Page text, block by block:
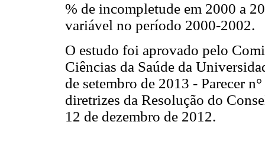
% de incompletude em 2000 a
variável no período 2000-2002.
O estudo foi aprovado pelo
Ciências da Saúde da
de setembro de 2013 - Parecer
diretrizes da Resolução do
12 de dezembro de 2012.